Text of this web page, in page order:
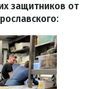
защитников от